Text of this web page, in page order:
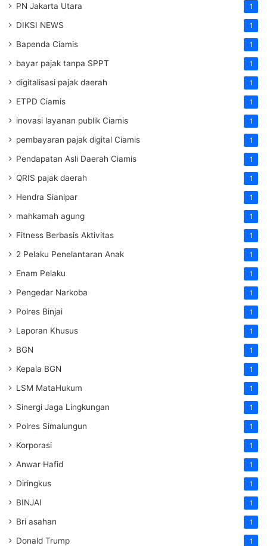
PN Jakarta Utara 1
DIKSI NEWS 1
Bapenda Ciamis 1
bayar pajak tanpa SPPT 1
digitalisasi pajak daerah 1
ETPD Ciamis 1
inovasi layanan publik Ciamis 1
pembayaran pajak digital Ciamis 1
Pendapatan Asli Daerah Ciamis 1
QRIS pajak daerah 1
Hendra Sianipar 1
mahkamah agung 1
Fitness Berbasis Aktivitas 1
2 Pelaku Penelantaran Anak 1
Enam Pelaku 1
Pengedar Narkoba 1
Polres Binjai 1
Laporan Khusus 1
BGN 1
Kepala BGN 1
LSM MataHukum 1
Sinergi Jaga Lingkungan 1
Polres Simalungun 1
Korporasi 1
Anwar Hafid 1
Diringkus 1
BINJAI 1
Bri asahan 1
Donald Trump 1